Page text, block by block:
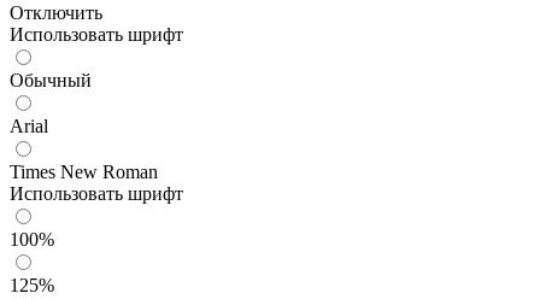
Отключить
Использовать шрифт
Обычный
Arial
Times New Roman
Использовать шрифт
100%
125%